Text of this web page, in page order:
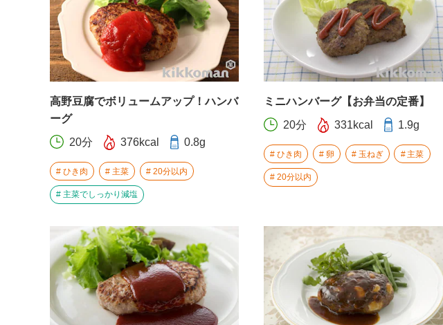
高野豆腐でボリュームアップ！ハンバ
ーグ
20分 376kcal 0.8g
ひき肉 主菜 20分以内
主菜でしっかり減塩
ミニハンバーグ【お弁当の定番】
20分 331kcal 1.9g
ひき肉 卵 玉ねぎ 主菜
20分以内